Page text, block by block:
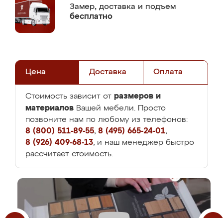
Замер, доставка и подъем
бесплатно
Цена Доставка Оплата
Стоимость зависит от размеров и
материалов Вашей мебели. Просто
позвоните нам по любому из телефонов:
8 (800) 511-89-55, 8 (495) 665-24-01,
8 (926) 409-68-13, и наш менеджер быстро
рассчитает стоимость.